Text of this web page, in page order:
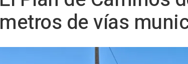
metros de vías